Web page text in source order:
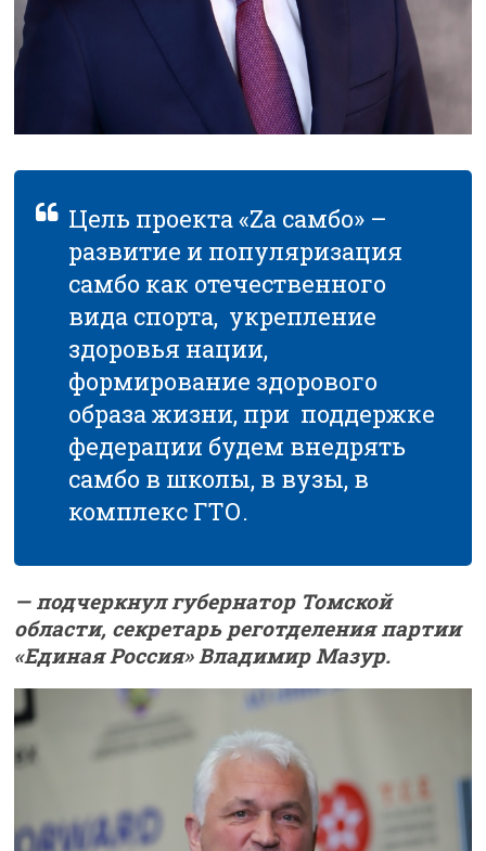
Цель проекта «Za самбо» –
развитие и популяризация
самбо как отечественного
вида спорта, укрепление
здоровья нации,
формирование здорового
образа жизни, при поддержке
федерации будем внедрять
самбо в школы, в вузы, в
комплекс ГТО.
— подчеркнул губернатор Томской
области, секретарь реготделения партии
«Единая Россия» Владимир Мазур.